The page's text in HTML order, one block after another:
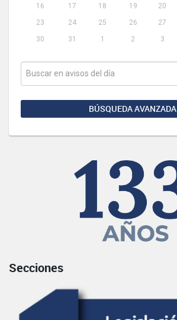
16
17 18 19 20
23
24 25 26 27
30
31 1 2 3
BÚSQUEDA AVANZADA
Secciones